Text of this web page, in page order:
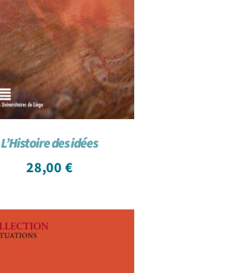
L’Histoire des idées
28,00 €